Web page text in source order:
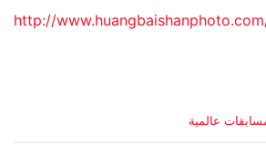
http://
عالمية